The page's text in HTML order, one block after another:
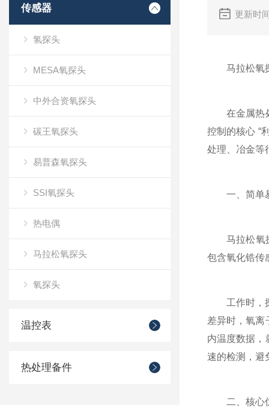
传感器
氢探头
MESA氧探头
中外合资氧探头
碳王氧探头
易普森氧探头
SSI氧探头
热电偶
马拉松氧探头
氧探头
温控表
热处理备件
更新时
马拉松氧探
在金属热处
控制的核心 “
处理、冶金等
一、简单易
马拉松氧探
包含氧化锆传
工作时，探
差异时，氧离
内温度数据，
速的检测，避
二、核心优